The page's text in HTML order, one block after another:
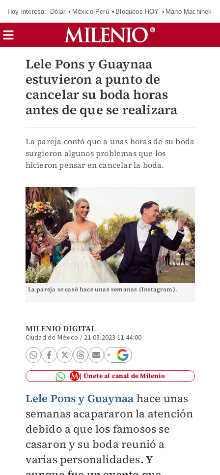
Hoy interesa: Dólar México-Perú Bloqueos HOY Mano Machinek
Lele Pons y Guaynaa
estuvieron a punto de
cancelar su boda horas
antes de que se realizara
La pareja contó que a unas horas de su boda
surgieron algunos problemas que los
hicieron pensar en cancelar la boda.
La pareja se casó hace unas semanas (Instagram).
MILENIO DIGITAL
Ciudad de México / 21.03.2023 11:44:00
Únete al canal de Milenio
Lele Pons y Guaynaa hace unas
semanas acapararon la atención
debido a que los famosos se
casaron y su boda reunió a
varias personalidades. Y